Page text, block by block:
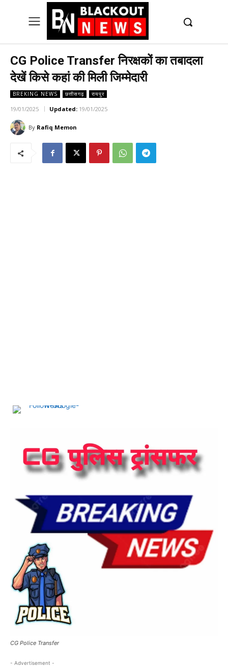
CG Police Transfer निरक्षकों का तबादला
देखें किसे कहां की मिली जिम्मेदारी
BREKING NEWS छत्तीसगढ़ रायपुर
19/01/2025 Updated: 19/01/2025
By Rafiq Memon
CG Police Transfer
- Advertisement -